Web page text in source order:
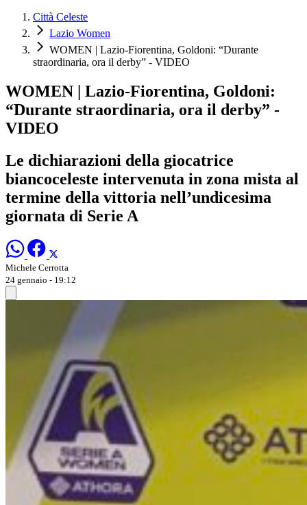
Città Celeste
Lazio Women
WOMEN | Lazio-Fiorentina, Goldoni: “Durante
straordinaria, ora il derby” - VIDEO
WOMEN | Lazio-Fiorentina, Goldoni:
“Durante straordinaria, ora il derby” -
VIDEO
Le dichiarazioni della giocatrice
biancoceleste intervenuta in zona mista al
termine della vittoria nell’undicesima
giornata di Serie A
Michele Cerrotta
24 gennaio - 19:12